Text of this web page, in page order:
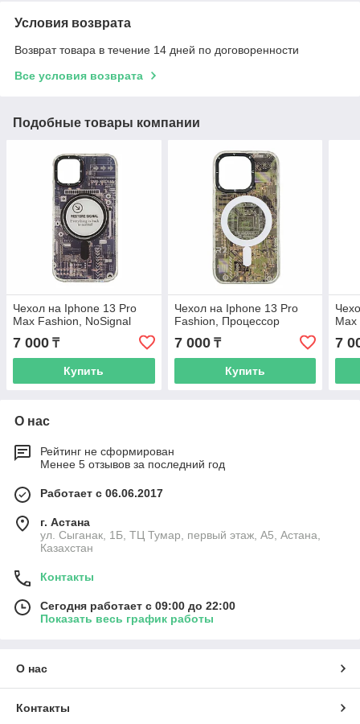
Условия возврата
Возврат товара в течение 14 дней по договоренности
Все условия возврата
Подобные товары компании
Чехол на Iphone 13 Pro
Max Fashion, NoSignal
7 000 ₸
Купить
Чехол на Iphone 13 Pro
Fashion, Процессор
7 000₸
Купить
Max
7
О нас
Рейтинг не сформирован
Менее 5 отзывов за последний год
Работает с 06.06.2017
г. Астана
ул. Сыганак, 1Б, ТЦ Тумар, первый этаж, А5, Астана,
Казахстан
Контакты
Сегодня работает с 09:00 до 22:00
Показать весь график работы
О нас
Контакты